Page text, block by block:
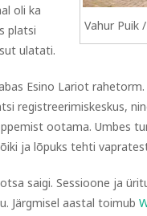
Vahur Puik
oli ka
platsi
ulatati.
Esino Lariot
registreerimiskeskus,
ootama. Umbes
ja lõpuks tehti
saigi. Sessioone ja
Järgmisel aastal toimub